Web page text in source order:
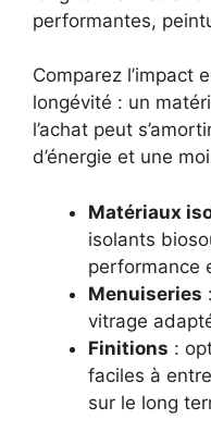
performantes,
Comparez l’impact
longévité : un
l’achat peut
d’énergie et une
Matériaux
isolants
performance
Menuiseries
vitrage
Finitions :
faciles à
sur le long